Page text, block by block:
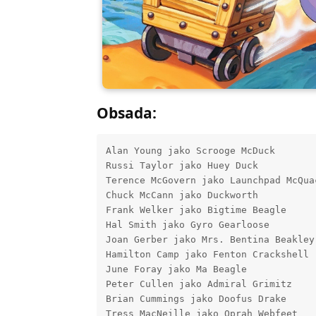
Obsada:
Alan Young jako Scrooge McDuck
Russi Taylor jako Huey Duck
Terence McGovern jako Launchpad
Chuck McCann jako Duckworth
Frank Welker jako Bigtime Beagle
Hal Smith jako Gyro Gearloose
Joan Gerber jako Mrs. Bentina Beakley
Hamilton Camp jako Fenton Crackshell
June Foray jako Ma Beagle
Peter Cullen jako Admiral Grimitz
Brian Cummings jako Doofus Drake
Tress MacNeille jako Oprah Webfeet